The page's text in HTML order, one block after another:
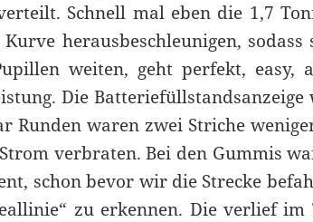
Schnell mal eben die 1,7
herausbeschleunigen, sodass
weiten, geht perfekt, easy,
Die Batteriefüllstandsanzeige
Runden waren zwei Striche
verbraten. Bei den Gummis
schon bevor wir die Strecke
zu erkennen. Die verlief im